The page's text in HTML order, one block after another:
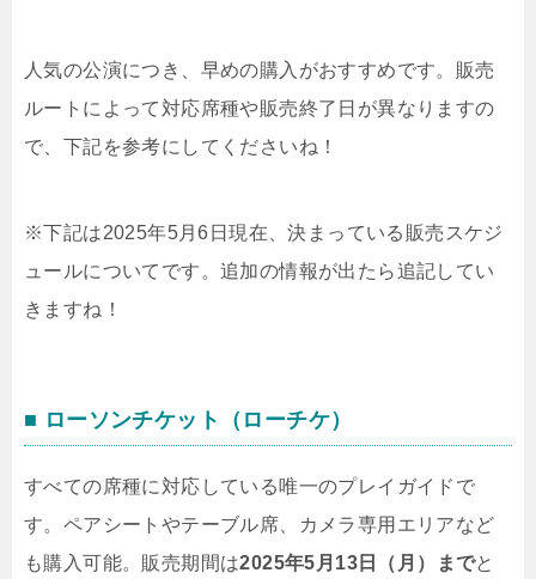
人気の公演につき、早めの購入がおすすめです。販売
ルートによって対応席種や販売終了日が異なりますの
で、下記を参考にしてくださいね！
※下記は2025年5月6日現在、決まっている販売スケジ
ュールについてです。追加の情報が出たら追記してい
きますね！
■ ローソンチケット（ローチケ）
すべての席種に対応している唯一のプレイガイドで
す。ペアシートやテーブル席、カメラ専用エリアなど
も購入可能。販売期間は2025年5月13日（月）までと